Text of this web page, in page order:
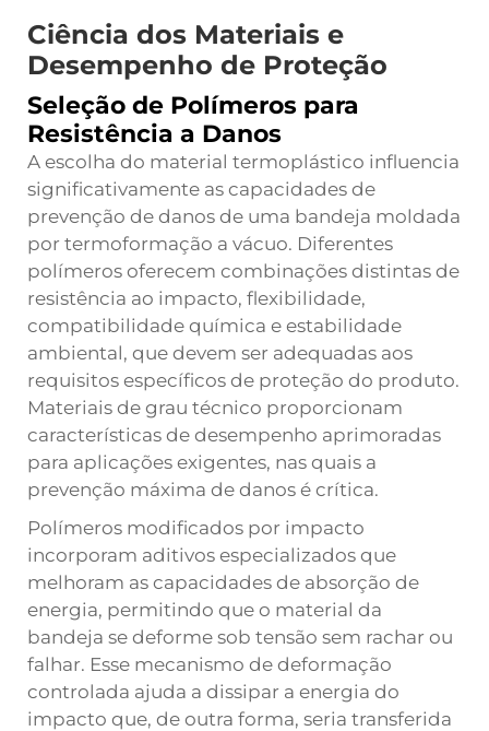
Ciência dos Materiais e
Desempenho de Proteção
Seleção de Polímeros para
Resistência a Danos
A escolha do material termoplástico influencia
significativamente as capacidades de
prevenção de danos de uma bandeja moldada
por termoformação a vácuo. Diferentes
polímeros oferecem combinações distintas de
resistência ao impacto, flexibilidade,
compatibilidade química e estabilidade
ambiental, que devem ser adequadas aos
requisitos específicos de proteção do produto.
Materiais de grau técnico proporcionam
características de desempenho aprimoradas
para aplicações exigentes, nas quais a
prevenção máxima de danos é crítica.
Polímeros modificados por impacto
incorporam aditivos especializados que
melhoram as capacidades de absorção de
energia, permitindo que o material da
bandeja se deforme sob tensão sem rachar ou
falhar. Esse mecanismo de deformação
controlada ajuda a dissipar a energia do
impacto que, de outra forma, seria transferida